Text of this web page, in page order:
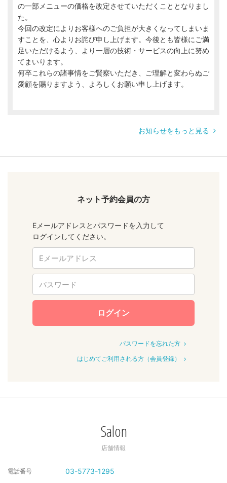
の一部メニューの価格を改定させていただくこととなりまし
た。
今回の改定によりお客様へのご負担が大きくなってしまいま
すことを、心よりお詫び申し上げます。今後とも皆様にご満
足いただけるよう、より一層の技術・サービスの向上に努め
てまいります。
何卒これらの諸事情をご賢察いただき、ご理解と変わらぬご
愛顧を賜りますよう、よろしくお願い申し上げます。
お知らせをもっと見る
ネット予約会員の方
Eメールアドレスとパスワードを入力して
ログインしてください。
ログイン
パスワードを忘れた方
はじめてご利用される方（会員登録）
Salon
店舗情報
電話番号 03-5773-1295